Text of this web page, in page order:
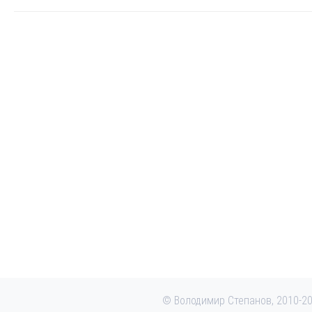
© Володимир Степанов, 2010-